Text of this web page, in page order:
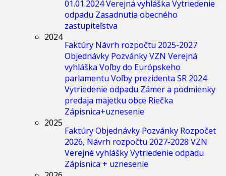
01.01.2024Verejná vyhláškaVytriedenie
odpadu Zasadnutia obecného
zastupiteľstva
2024
Faktúry Návrh rozpočtu 2025-2027
Objednávky PozvánkyVZN Verejná
vyhláškaVoľby do Európskeho
parlamentuVoľby prezidenta SR 2024
Vytriedenie odpadu Zámer a podmienky
predaja majetku obce Riečka
Zápisnica+uznesenie
2025
FaktúryObjednávky Pozvánky Rozpočet
2026, Návrh rozpočtu 2027-2028VZN
Verejné vyhláškyVytriedenie odpadu
Zápisnica + uznesenie